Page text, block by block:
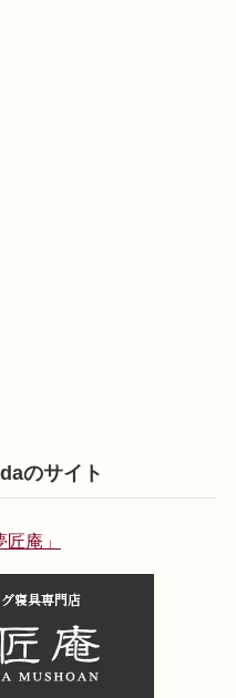
のサイト
庵」